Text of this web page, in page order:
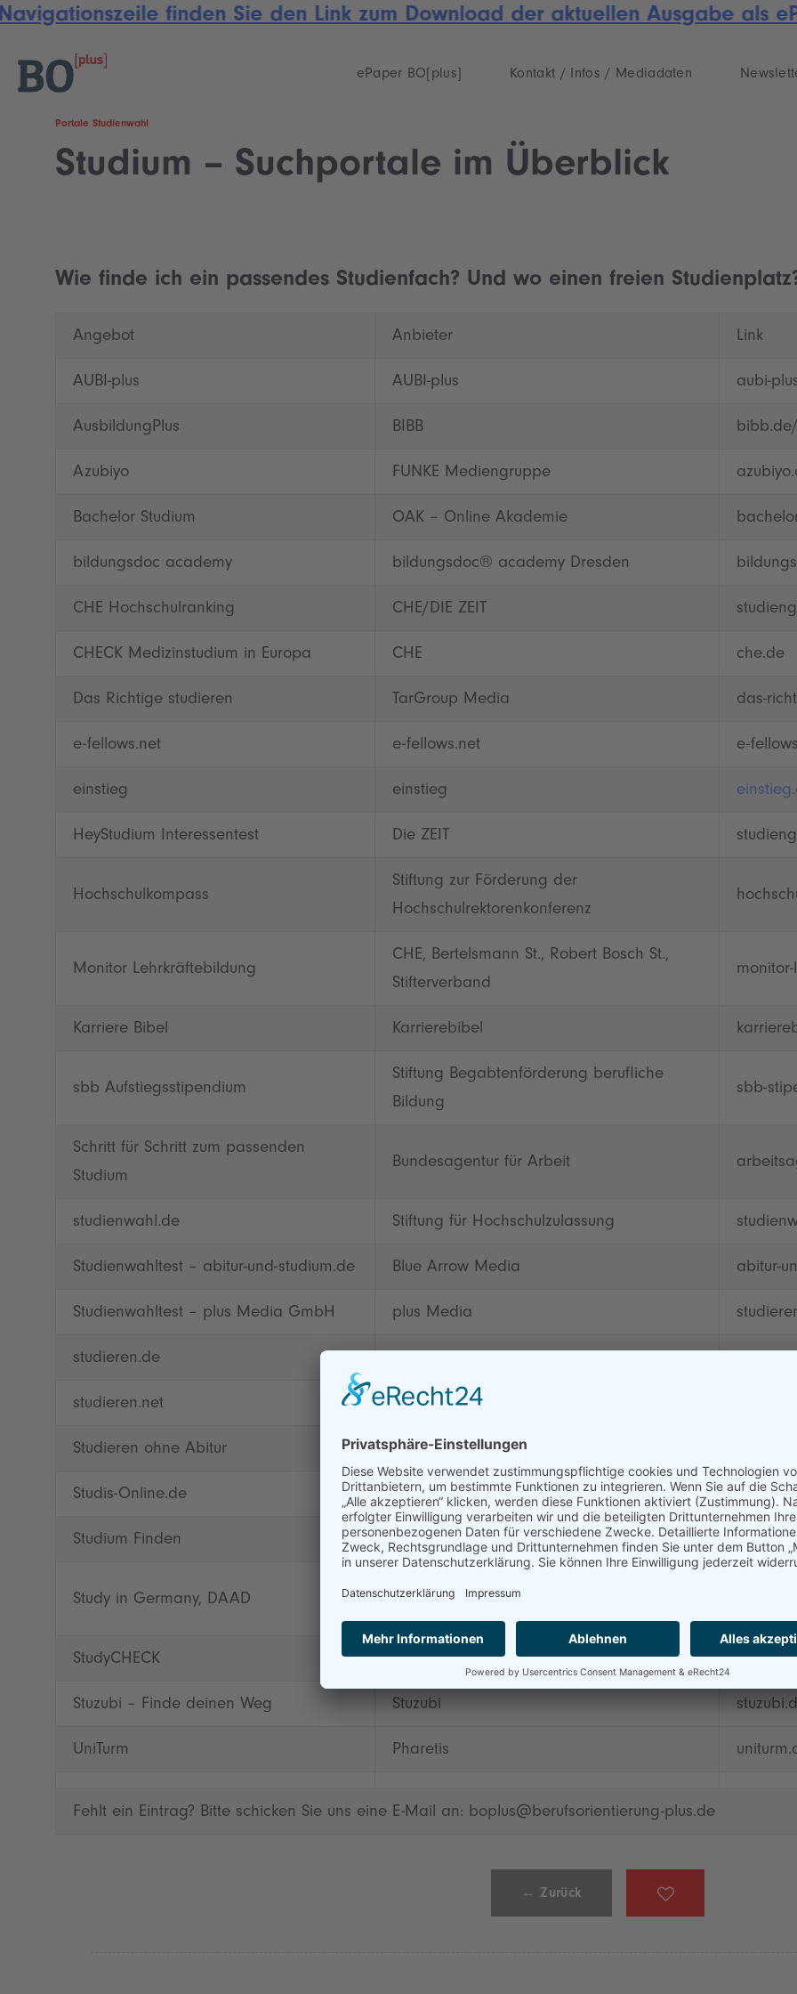
Skip
Skip
primary
navigation
finden Sie den Link zum Download der aktuellen Ausgabe als
ePaper BO[plus] Kontakt / Infos / Mediadaten
Portale Studienwahl
Studium – Suchportale im Überblick
Wie finde ich ein passendes Studienfach? Und wo einen freien
Angebot Anbieter Link
AUBI-plus AUBI-plus aubi-
AusbildungPlus BIBB
Azubiyo FUNKE Mediengruppe
Bachelor Studium OAK – Online Akademie
bildungsdoc academy bildungsdoc® academy Dresden
CHE Hochschulranking CHE/DIE ZEIT
CHECK Medizinstudium in Europa CHE che.de
Das Richtige studieren TarGroup Media das-
e-fellows.net e-fellows.net e-
einstieg einstieg
HeyStudium Interessentest Die ZEIT
Hochschulkompass
Stiftung zur Förderung der
Hochschulrektorenkonferenz
Monitor Lehrkräftebildung
CHE, Bertelsmann St., Robert Bosch St.,
Stifterverband
Karriere Bibel Karrierebibel
sbb Aufstiegsstipendium
Stiftung Begabtenförderung berufliche
Bildung
sbb-
Schritt für Schritt zum passenden
Studium
Bundesagentur für Arbeit
studienwahl.de Stiftung für Hochschulzulassung
Studienwahltest – abitur-und-studium.de Blue Arrow Media abitur-
Studienwahltest – plus Media GmbH plus Media
studieren.de xStudy
studieren.net Bildungsweb Media
Studieren ohne Abitur CHE
Studis-Online.de Oliver+Katrin Iost studis-
Studium Finden High Five GmbH
Study in Germany, DAAD study-
StudyCHECK OAK – Online Akademie
Stuzubi – Finde deinen Weg Stuzubi
UniTurm Pharetis
Fehlt ein Eintrag? Bitte schicken Sie uns eine E-Mail an: boplus@berufsorientierung-plus.de
← Zurück